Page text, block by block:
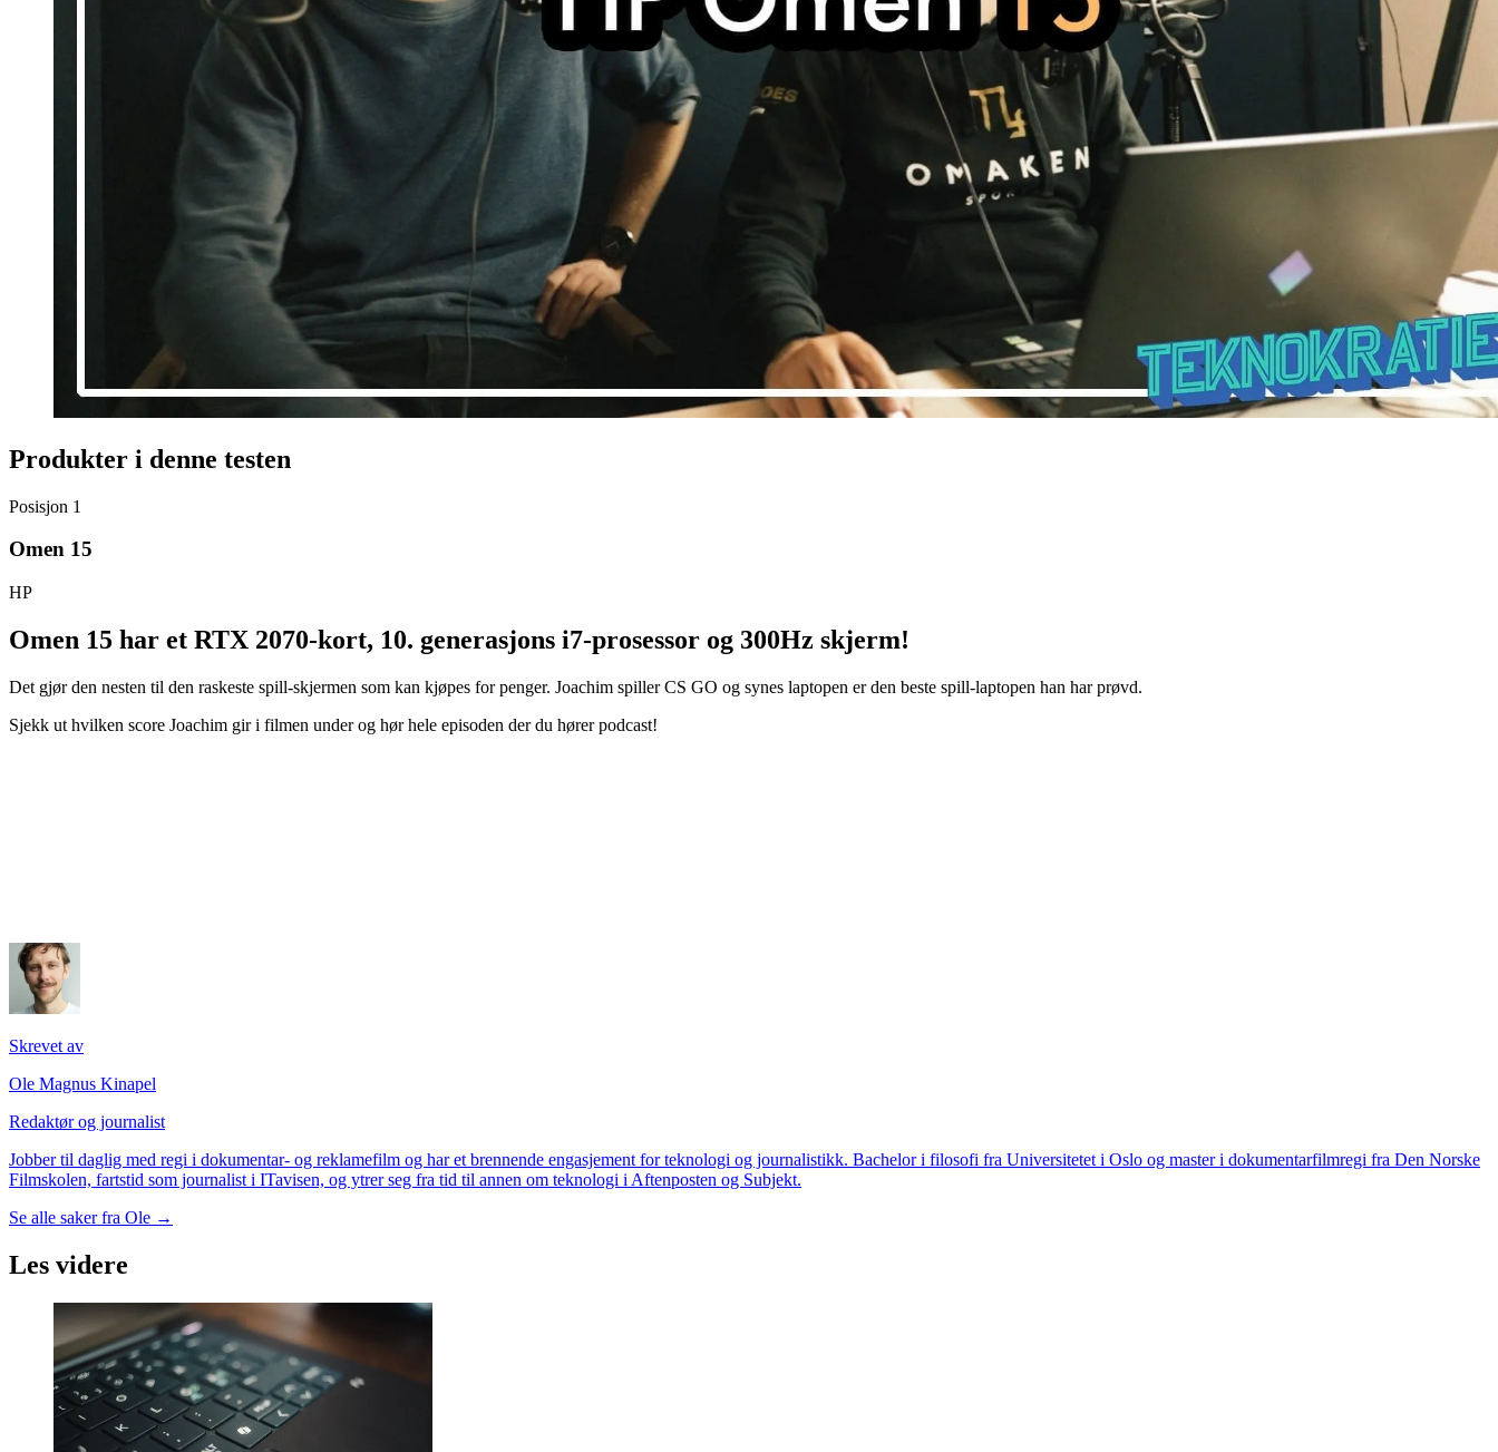
Produkter i denne testen
Posisjon 1
Omen 15
HP
Omen 15 har et RTX 2070-kort, 10. generasjons i7-prosessor og 300Hz skjerm!
Det gjør den nesten til den raskeste spill-skjermen som kan kjøpes for penger. Joachim spiller CS GO og synes laptopen er den beste spill-laptopen han har prøvd.
Sjekk ut hvilken score Joachim gir i filmen under og hør hele episoden der du hører podcast!
Skrevet av
Ole Magnus Kinapel
Redaktør og journalist
Jobber til daglig med regi i dokumentar- og reklamefilm og har et brennende engasjement for teknologi og journalistikk. Bachelor i filosofi fra Universitetet i Oslo og master i dokumentarfilmregi fra Den Norske
Filmskolen, fartstid som journalist i ITavisen, og ytrer seg fra tid til annen om teknologi i Aftenposten og Subjekt.
Se alle saker fra Ole →
Les videre